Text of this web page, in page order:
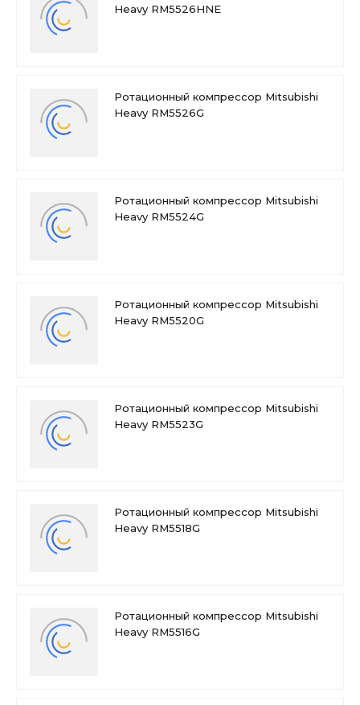
Heavy RM5526HNE
Ротационный компрессор Mitsubishi
Heavy RM5526G
Ротационный компрессор Mitsubishi
Heavy RM5524G
Ротационный компрессор Mitsubishi
Heavy RM5520G
Ротационный компрессор Mitsubishi
Heavy RM5523G
Ротационный компрессор Mitsubishi
Heavy RM5518G
Ротационный компрессор Mitsubishi
Heavy RM5516G